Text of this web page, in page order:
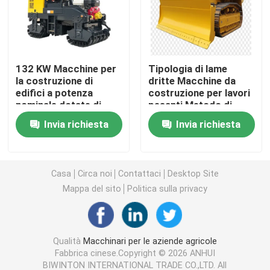
Macchine per apparecchiature di pulizia
Macchine per imballaggio industriale
Macchine per la costruzione
Attrezzature di soccorso di emergenza
Motori elettrici industriali
Cuscinetti a rulli sferici
132 KW Macchine per
la costruzione di
edifici a potenza
nominale dotate di
ciclo di stampaggio
10-12s e larghezza di
fresatura di 1000 mm
Invia richiesta
Tipologia di lame
dritte Macchine da
costruzione per lavori
pesanti Metodo di
pressione idraulica
Attrezzature durevoli
per progetti su larga
Invia richiesta
Casa Circa noi Contattaci
Desktop Site
Mappa del sito
Politica sulla privacy
Qualità Macchinari per le aziende agricole
Fabbrica cinese.Copyright © 2026 ANHUI
BIWINTON INTERNATIONAL TRADE CO.,LTD. All